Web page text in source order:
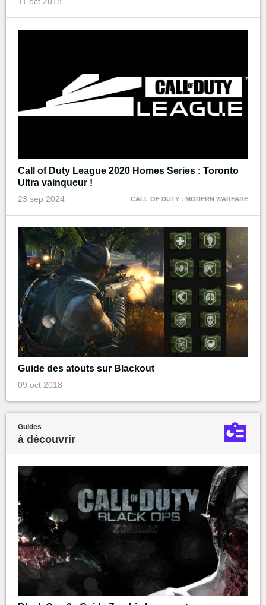
Call of Duty League 2020 Homes Series : Toronto
Ultra vainqueur !
23 sep 2024 CALL OF DUTY : MODERN WARFARE
Guide des atouts sur Blackout
09 oct 2018
Guides
à découvrir